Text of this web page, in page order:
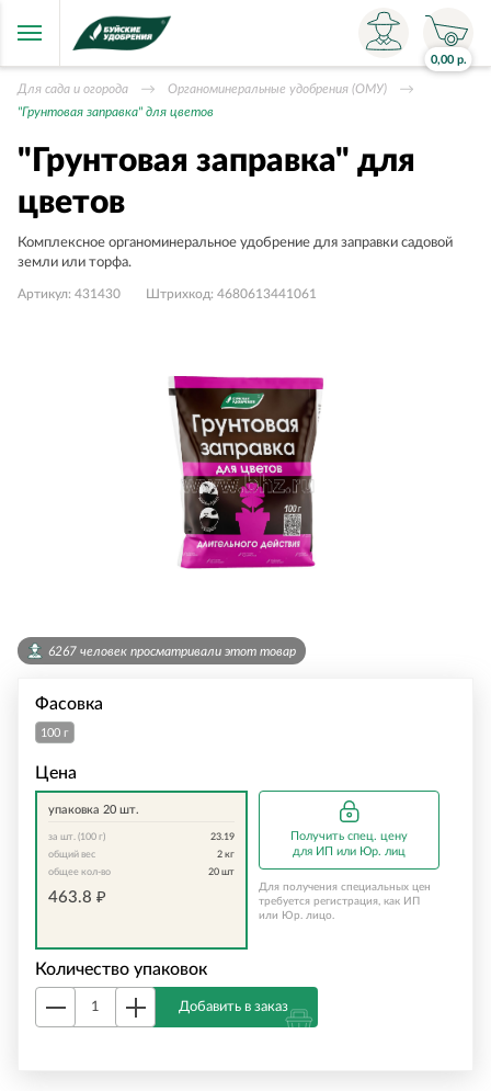
0,00р.
Для сада и огорода
Органоминеральные удобрения (ОМУ)
"Грунтовая заправка" для цветов
"Грунтовая заправка" для
цветов
Комплексное органоминеральное удобрение для заправки садовой
земли или торфа.
Артикул: 431430 Штрихкод: 4680613441061
6267 человек просматривали этот товар
Фасовка
100 г
Цена
упаковка 20 шт.
за шт. (100 г)
23.19
общий вес
2 кг
общее кол-во
20 шт
463.8 ₽
Получить спец. цену
для ИП или Юр. лиц
Для получения специальных цен
требуется регистрация, как ИП
или Юр. лицо.
Количество упаковок
Добавить в заказ